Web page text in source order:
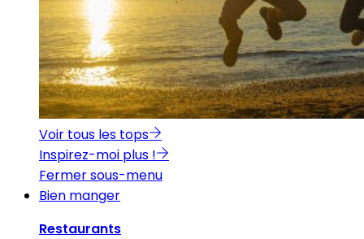
Voir tous les tops
Inspirez-moi plus !
Fermer sous-menu
Bien manger
Restaurants